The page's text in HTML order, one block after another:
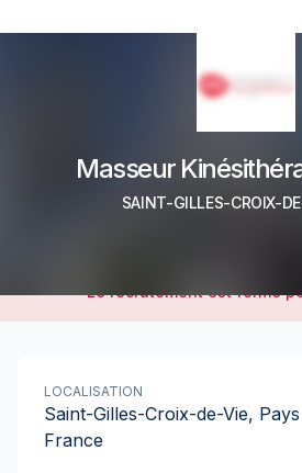
Masseur
SAINT-GILLES-CROIX-
Le recrutement est fermé
LOCALISATION
Saint-Gilles-Croix-de-Vie,
France